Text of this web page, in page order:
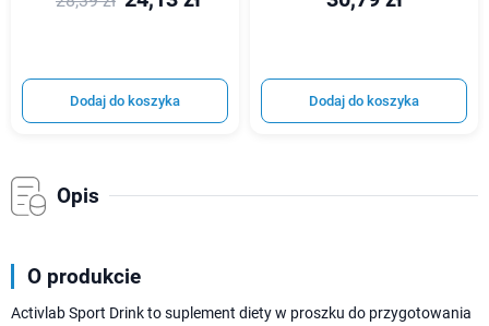
Dodaj do koszyka Dodaj do koszyka
Opis
O produkcie
Activlab Sport Drink to suplement diety w proszku do przygotowania